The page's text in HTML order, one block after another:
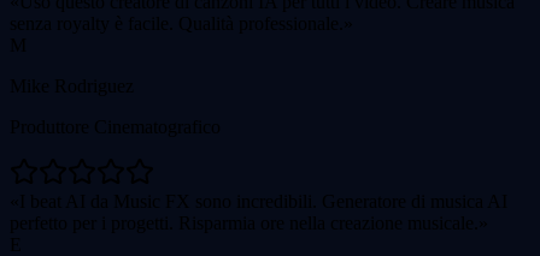
senza royalty è facile. Qualità professionale.
M
Mike Rodriguez
Produttore Cinematografico
I beat AI da Music FX sono incredibili. Generatore di musica AI
perfetto per i progetti. Risparmia ore nella creazione musicale.
E